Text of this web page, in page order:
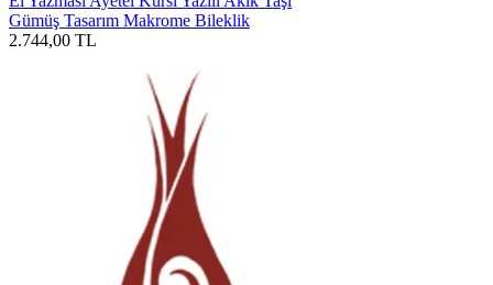
Gümüş Tasarım Makrome Bileklik
2.744,00 TL